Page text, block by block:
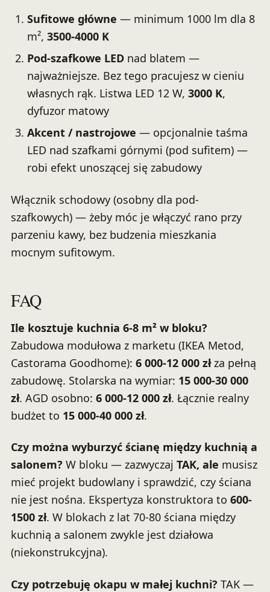
Sufitowe główne — minimum 1000 lm dla 8
m², 3500-4000 K
Pod-szafkowe LEDnad blatem —
najważniejsze. Bez tego pracujesz w cieniu
własnych rąk. Listwa LED 12 W, 3000 K,
dyfuzor matowy
Akcent / nastrojowe — opcjonalnie taśma
LED nad szafkami górnymi (pod sufitem) —
robi efekt unoszącej się zabudowy
Włącznik schodowy (osobny dla pod-
szafkowych) — żeby móc je włączyć rano przy
parzeniu kawy, bez budzenia mieszkania
mocnym sufitowym.
FAQ
Ile kosztuje kuchnia 6-8 m² w bloku?
Zabudowa modułowa z marketu (IKEA Metod,
Castorama Goodhome): 6 000-12 000 złza pełną
zabudowę. Stolarska na wymiar: 15 000-30 000
zł. AGD osobno: 6 000-12 000 zł. Łącznie realny
budżet to 15 000-40 000 zł.
Czy można wyburzyć ścianę między kuchnią a
salonem? W bloku — zazwyczaj TAK, ale musisz
mieć projekt budowlany i sprawdzić, czy ściana
nie jest nośna. Ekspertyza konstruktora to 600-
1500 zł. W blokach z lat 70-80 ściana między
kuchnią a salonem zwykle jest działowa
(niekonstrukcyjna).
Czy potrzebuję okapu w małej kuchni? TAK —